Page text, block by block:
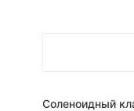
Соленоидный